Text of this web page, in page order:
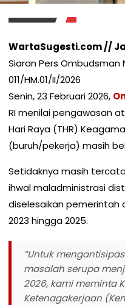
WartaSugesti.com //
Siaran Pers Ombudsman
011/HM.01/II/2026
Senin, 23 Februari 2026,
RI menilai pengawasan
Hari Raya (THR)
(buruh/pekerja) masih
Setidaknya masih
ihwal maladministrasi
diselesaikan
2023 hingga 2025.
“Untuk
masalah serupa
2026, kami meminta
Ketenagakerjaan